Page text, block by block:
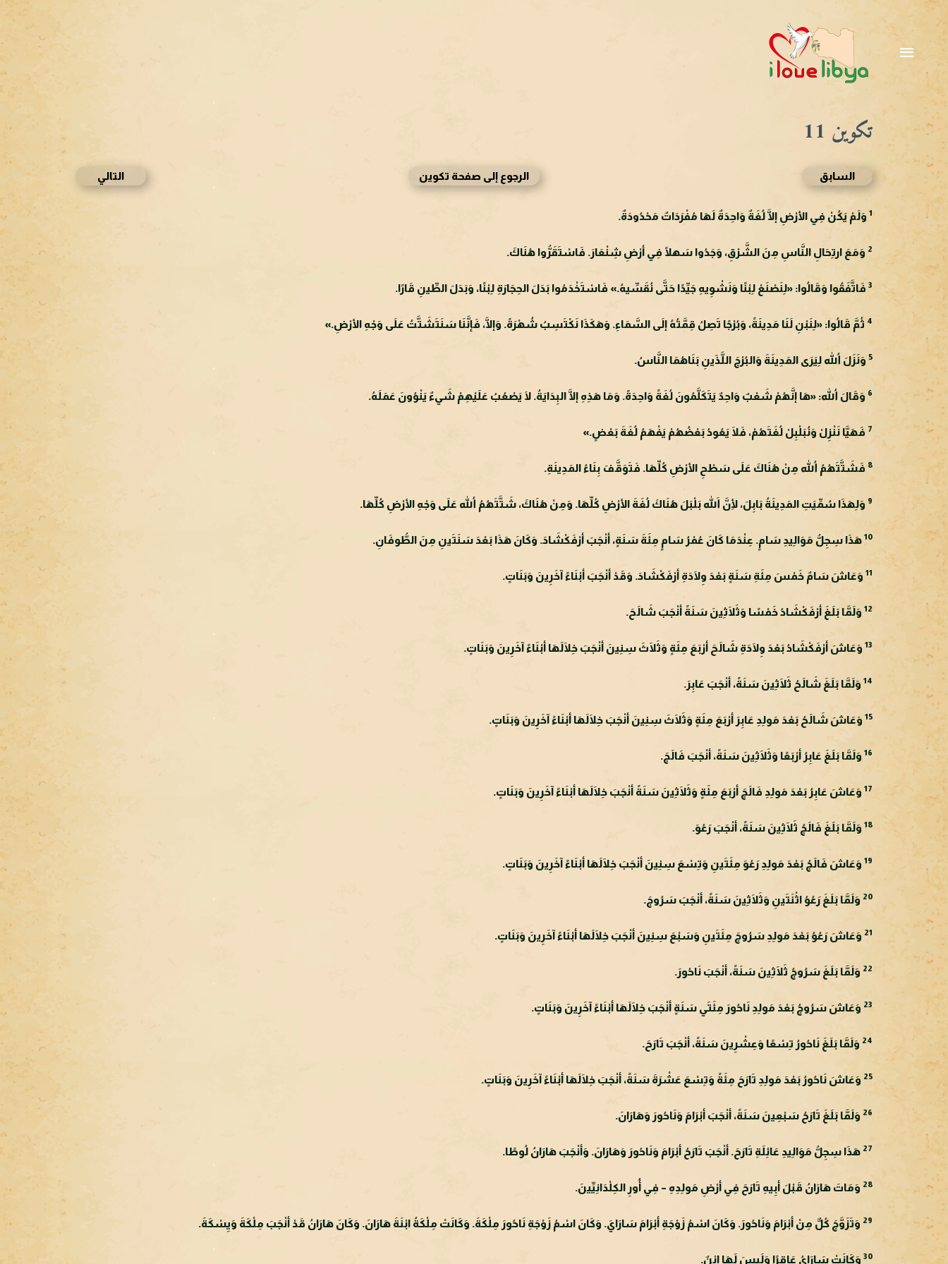
تخطي
إلى
المحتوىالقائمة
الرئيسية
تكوين 11
السابق الرجوع إلى صفحة تكوين التالي
1 وَلَمْ يَكُنْ فِي الأرْضِ إلَّا لُغَةٌ وَاحِدَةٌ لَهَا مُفْرَدَاتٌ مَحْدُودَةٌ.
2 وَمَعَ ارتِحَالِ النَّاسِ مِنَ الشَّرْقِ، وَجَدُوا سَهلًا فِي أرْضِ شِنْعَارَ. فَاسْتَقَرُّوا هُنَاكَ.
3 فَاتَّفَقُوا وَقَالُوا: «لِنَصْنَعْ لِبْنًا وَنَشْوِيهِ جَيِّدًا حَتَّى نُقَسِّيهُ.» فَاسْتَخْدَمُوا بَدَلَ الحِجَارَةِ لِبْنًا، وَبَدَلَ الطِّينِ قَارًا.
4 ثُمَّ قَالُوا: «لِنَبْنِ لَنَا مَدِينَةً، وَبُرْجًا تَصِلُ قِمَّتُهُ إلَى السَّمَاءِ. وَهَكَذَا نَكْتَسِبُ شُهْرَةً. وَإلَّا، فَإنَّنَا سَنَتَشَتَّتُ عَلَى وَجْهِ الأرْضِ.»
5 وَنَزَلَ اللهُ لِيَرَى المَدِينَةَ وَالبُرْجَ اللَّذَينِ بَنَاهُمَا النَّاسُ.
6 وَقَالَ اللهُ: «هَا إنَّهُمْ شَعْبٌ وَاحِدٌ يَتَكَلَّمُونَ لُغَةً وَاحِدَةً. وَمَا هَذِهِ إلَّا البِدَايَةُ. لَا يَصْعُبُ عَلَيْهِمْ شَيءٌ يَنْوُونَ عَمَلَهُ.
7 فَهَيَّا نَنْزِلْ وَنُبَلْبِلْ لُغَتَهُمْ، فَلَا يَعُودُ بَعْضُهُمْ يَفْهَمُ لُغَةَ بَعْضٍ.»
8 فَشَتَّتَهُمُ اللهُ مِنْ هُنَاكَ عَلَى سَطْحِ الأرْضِ كُلِّهَا. فَتَوَقَّفَ بِنَاءُ المَدِينَةِ.
9 وَلِهَذَا سُمِّيَتِ المَدِينَةُ بَابِلَ، لِأنَّ اللهَ بَلْبَلَ هُنَاكَ لُغَةَ الأرْضِ كُلِّهَا. وَمِنْ هُنَاكَ، شَتَّتَهُمُ اللهُ عَلَى وَجْهِ الأرْضِ كُلِّهَا.
10 هَذَا سِجِلُّ مَوَالِيدِ سَامٍ. عِنْدَمَا كَانَ عُمْرُ سَامٍ مِئَةَ سَنَةٍ، أنْجَبَ أرْفَكْشَادَ. وَكَانَ هَذَا بَعْدَ سَنَتَينِ مِنَ الطُّوفَانِ.
11 وَعَاشَ سَامٌ خَمْسَ مِئَةِ سَنَةٍ بَعْدَ وِلَادَةِ أرْفَكْشَادَ. وَقَدْ أنْجَبَ أبْنَاءً آخَرِينَ وَبَنَاتٍ.
12 وَلَمَّا بَلَغَ أرْفَكْشَادُ خَمْسًا وَثَلَاثِينَ سَنَةً أنْجَبَ شَالَحَ.
13 وَعَاشَ أرْفَكْشَادُ بَعْدَ وِلَادَةِ شَالَحَ أرْبَعَ مِئَةٍ وَثَلَاثَ سِنِينَ أنْجَبَ خِلَالَهَا أبْنَاءً آخَرِينَ وَبَنَاتٍ.
14 وَلَمَّا بَلَغَ شَالَحُ ثَلَاثِينَ سَنَةً، أنْجَبَ عَابِرَ.
15 وَعَاشَ شَالَحُ بَعْدَ مَولِدِ عَابِرَ أرْبَعَ مِئَةٍ وَثَلَاثَ سِنِينَ أنْجَبَ خِلَالَهَا أبْنَاءً آخَرِينَ وَبَنَاتٍ.
16 وَلَمَّا بَلَغَ عَابِرُ أرْبَعًا وَثَلَاثِينَ سَنَةً، أنْجَبَ فَالَجَ.
17 وَعَاشَ عَابِرُ بَعْدَ مَولِدِ فَالَجَ أرْبَعَ مِئَةٍ وَثَلَاثِينَ سَنَةً أنْجَبَ خِلَالَهَا أبْنَاءً آخَرِينَ وَبَنَاتٍ.
18 وَلَمَّا بَلَغَ فَالَجُ ثَلَاثِينَ سَنَةً، أنْجَبَ رَعُوَ.
19 وَعَاشَ فَالَجُ بَعْدَ مَولِدِ رَعُوَ مِئَتَينِ وَتِسْعَ سِنِينَ أنْجَبَ خِلَالَهَا أبْنَاءً آخَرِينَ وَبَنَاتٍ.
20 وَلَمَّا بَلَغَ رَعُوُ اثْنَتَينِ وَثَلَاثِينَ سَنَةً، أنْجَبَ سَرُوجَ.
21 وَعَاشَ رَعُوُ بَعْدَ مَولِدِ سَرُوجَ مِئَتَينِ وَسَبْعَ سِنِينَ أنْجَبَ خِلَالَهَا أبْنَاءً آخَرِينَ وَبَنَاتٍ.
22 وَلَمَّا بَلَغَ سَرُوجُ ثَلَاثِينَ سَنَةً، أنْجَبَ نَاحُورَ.
23 وَعَاشَ سَرُوجُ بَعْدَ مَولِدِ نَاحُورَ مِئَتَي سَنَةٍ أنْجَبَ خِلَالَهَا أبْنَاءً آخَرِينَ وَبَنَاتٍ.
24 وَلَمَّا بَلَغَ نَاحُورُ تِسْعًا وَعِشْرِينَ سَنَةً، أنْجَبَ تَارَحَ.
25 وَعَاشَ نَاحُورُ بَعْدَ مَولِدِ تَارَحَ مِئَةً وَتِسْعَ عَشْرَةَ سَنَةً، أنْجَبَ خِلَالَهَا أبْنَاءً آخَرِينَ وَبَنَاتٍ.
26 وَلَمَّا بَلَغَ تَارَحُ سَبْعِينَ سَنَةً، أنْجَبَ أبْرَامَ وَنَاحُورَ وَهَارَانَ.
27 هَذَا سِجِلُّ مَوَالِيدِ عَائِلَةِ تَارَحَ. أنْجَبَ تَارَحُ أبْرَامَ وَنَاحُورَ وَهَارَانَ. وَأنْجَبَ هَارَانُ لُوطًا.
28 وَمَاتَ هَارَانُ قَبْلَ أبِيهِ تَارَحَ فِي أرْضِ مَولِدِهِ – فِي أُورِ الكِلْدَانِيِّينَ.
29 وَتَزَوَّجَ كُلٌّ مِنْ أبْرَامَ وَنَاحُورَ. وَكَانَ اسْمُ زَوْجَةِ أبْرَامَ سَارَايَ. وَكَانَ اسْمُ زَوْجَةِ نَاحُورَ مِلْكَةَ. وَكَانَتْ مِلْكَةُ ابْنَةَ هَارَانَ. وَكَانَ هَارَانُ قَدْ أنْجَبَ مِلْكَةَ وَيِسْكَةَ.
30 وَكَانَتْ سَارَايُ عَاقِرًا وَلَيسَ لَهَا ابْنٌ.